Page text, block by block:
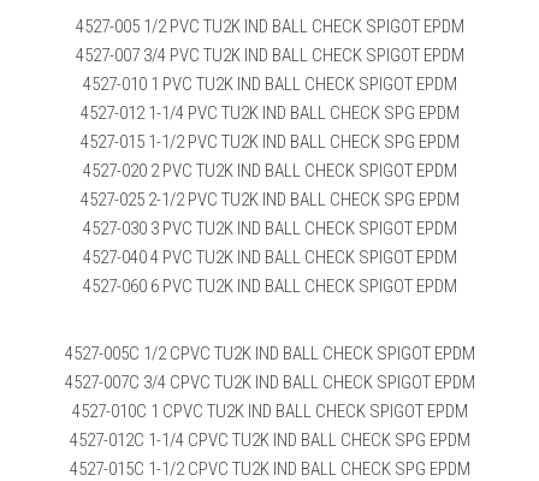
4527-005 1/2 PVC TU2K IND BALL CHECK SPIGOT EPDM
4527-007 3/4 PVC TU2K IND BALL CHECK SPIGOT EPDM
4527-010 1 PVC TU2K IND BALL CHECK SPIGOT EPDM
4527-012 1-1/4 PVC TU2K IND BALL CHECK SPG EPDM
4527-015 1-1/2 PVC TU2K IND BALL CHECK SPG EPDM
4527-020 2 PVC TU2K IND BALL CHECK SPIGOT EPDM
4527-025 2-1/2 PVC TU2K IND BALL CHECK SPG EPDM
4527-030 3 PVC TU2K IND BALL CHECK SPIGOT EPDM
4527-040 4 PVC TU2K IND BALL CHECK SPIGOT EPDM
4527-060 6 PVC TU2K IND BALL CHECK SPIGOT EPDM
4527-005C 1/2 CPVC TU2K IND BALL CHECK SPIGOT EPDM
4527-007C 3/4 CPVC TU2K IND BALL CHECK SPIGOT EPDM
4527-010C 1 CPVC TU2K IND BALL CHECK SPIGOT EPDM
4527-012C 1-1/4 CPVC TU2K IND BALL CHECK SPG EPDM
4527-015C 1-1/2 CPVC TU2K IND BALL CHECK SPG EPDM